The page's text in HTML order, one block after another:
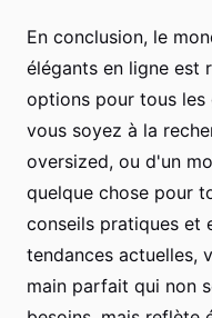
En conclusion, le
élégants en ligne est
options pour tous les
vous soyez à la
oversized, ou d'un
quelque chose pour
conseils pratiques et
tendances actuelles,
main parfait qui non